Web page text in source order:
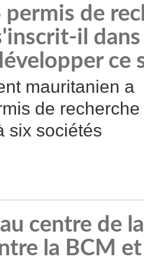
permis de
il dans
ce
mauritanien a
de recherche
six sociétés
centre de
la BCM